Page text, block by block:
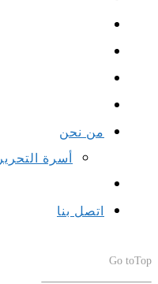
من نحن
أسرة التحرير
اتصل بنا
Go toTop